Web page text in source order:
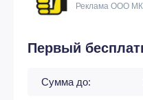
Реклама ООО
Первый
Сумма до: